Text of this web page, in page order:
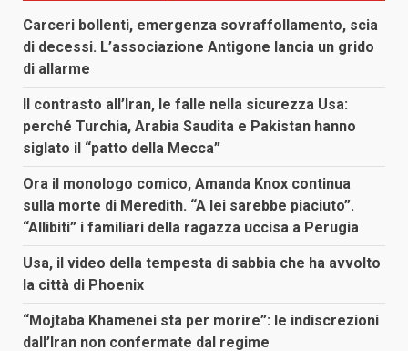
Carceri bollenti, emergenza sovraffollamento, scia
di decessi. L’associazione Antigone lancia un grido
di allarme
Il contrasto all’Iran, le falle nella sicurezza Usa:
perché Turchia, Arabia Saudita e Pakistan hanno
siglato il “patto della Mecca”
Ora il monologo comico, Amanda Knox continua
sulla morte di Meredith. “A lei sarebbe piaciuto”.
“Allibiti” i familiari della ragazza uccisa a Perugia
Usa, il video della tempesta di sabbia che ha avvolto
la città di Phoenix
“Mojtaba Khamenei sta per morire”: le indiscrezioni
dall’Iran non confermate dal regime